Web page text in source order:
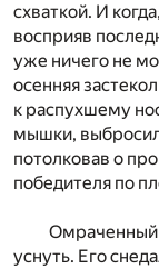
схваткой. И
восприяв
уже ничего не
осенняя
к распухшему
мышки,
потолковав о
победителя по
Омраченный
уснуть. Его